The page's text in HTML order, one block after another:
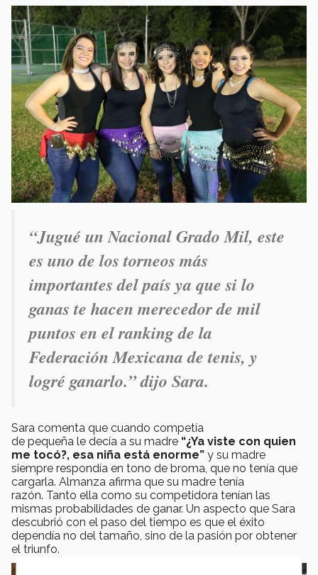
“Jugué un Nacional Grado Mil, este
es uno de los torneos más
importantes del país ya que si lo
ganas te hacen merecedor de mil
puntos en el ranking de la
Federación Mexicana de tenis, y
logré ganarlo.” dijo Sara.
Sara comenta que cuando competía
de pequeña le decía a su madre “¿Ya viste con quien
me tocó?, esa niña está enorme” y su madre
siempre respondía en tono de broma, que no tenía que
cargarla. Almanza afirma que su madre tenía
razón. Tanto ella como su competidora tenían las
mismas probabilidades de ganar. Un aspecto que Sara
descubrió con el paso del tiempo es que el éxito
dependía no del tamaño, sino de la pasión por obtener
el triunfo.